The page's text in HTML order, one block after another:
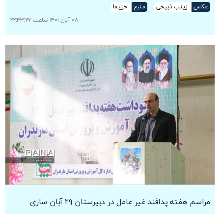
عکاس زینب ذبیحی منبع
خزرنما
۰۸ آبان ۱۴۰۱ ساعت ۲۲:۳۳:۲۷
مراسم هفته پدافند غیر عامل در دبیرستان ۲۹ آبان ساری